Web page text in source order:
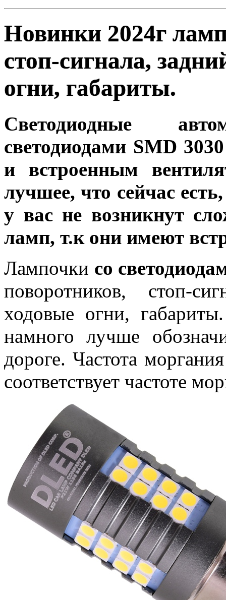
Новинки 2024г
стоп-сигнала,
огни, габариты.
Светодиодные
светодиодами SMD
и встроенным
лучшее, что сейчас
у вас не возникнут
ламп, т.к они имеют
Лампочки со
поворотников, стоп-
ходовые огни, габариты
намного лучше
дороге. Частота
соответствует частоте